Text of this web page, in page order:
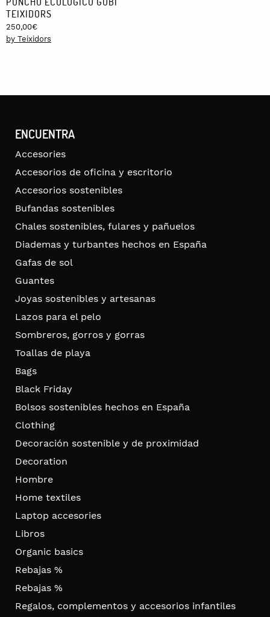
TEIXIDORS
250,00€
by Teixidors
ENCUENTRA
Accesories
Accesorios de oficina y escritorio
Accesorios sostenibles
Bufandas sostenibles
Chales sostenibles, fulares y pañuelos
Diademas y turbantes hechos en España
Gafas de sol
Guantes
Joyas sostenibles y artesanas
Lazos para el pelo
Sombreros, gorros y gorras
Toallas de playa
Bags
Black Friday
Bolsos sostenibles hechos en España
Clothing
Decoración sostenible y de proximidad
Decoration
Hombre
Home textiles
Laptop accesories
Libros
Organic basics
Rebajas %
Rebajas %
Regalos, complementos y accesorios infantiles